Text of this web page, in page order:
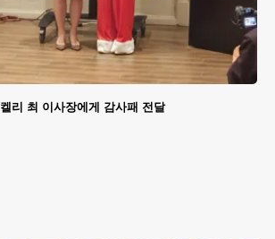
켈리 최 이사장에게 감사패 전달